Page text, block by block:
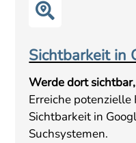

Sichtbarkeit in
Werde dort
Erreiche
Sichtbarkeit in
Suchsystemen.